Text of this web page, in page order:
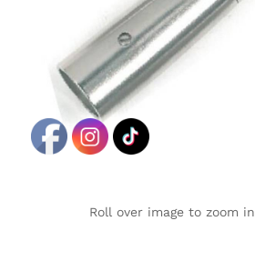
Roll over image to zoom in